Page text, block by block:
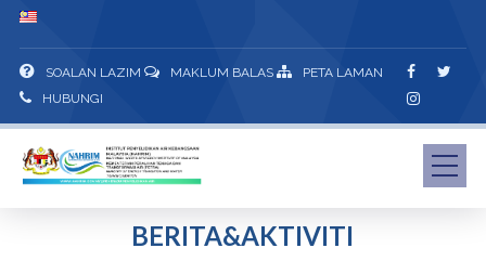
SOALAN LAZIM MAKLUM BALAS
PETA LAMAN
HUBUNGI
BERITA&AKTIVITI